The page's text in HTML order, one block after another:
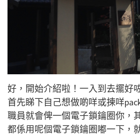
好，開始介紹啦！一入到去擺好
首先睇下自己想做啲咩或揀咩
職員就會俾一個電子鎖鑰圈你，
都係用呢個電子鎖鑰圈嘟一下，